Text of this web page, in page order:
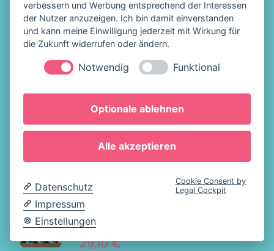
Ein Mix aus süß, salzig und
nussig: • Salted Caramel •
Nüsse Im 9er-Pack – nur als
Kombi erhältlich!
IN DEN
WARENKORB
/
Krümelmonster 9er Box
29,10€
verbessern und Werbung entsprechend der Interessen
der Nutzer anzuzeigen. Ich bin damit einverstanden
und kann meine Einwilligung jederzeit mit Wirkung für
die Zukunft widerrufen oder ändern.
Notwendig Funktional
Optionale ablehnen
Alle akzeptieren
Datenschutz
Impressum
Einstellungen
Cookie Consent by
Legal Cockpit